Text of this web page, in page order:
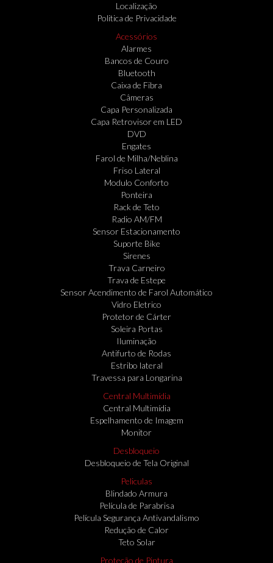
Localização
Politica de Privacidade
Acessórios
Alarmes
Bancos de Couro
Bluetooth
Caixa de Fibra
Câmeras
Capa Personalizada
Capa Retrovisor em LED
DVD
Engates
Farol de Milha/Neblina
Friso Lateral
Modulo Conforto
Ponteira
Rack de Teto
Radio AM/FM
Sensor Estacionamento
Suporte Bike
Sirenes
Trava Carneiro
Trava de Estepe
Sensor Acendimento de Farol Automático
Vidro Eletrico
Protetor de Cárter
Soleira Portas
Iluminação
Antifurto de Rodas
Estribo lateral
Travessa para Longarina
Central Multimídia
Central Multimídia
Espelhamento de Imagem
Monitor
Desbloqueio
Desbloqueio de Tela Original
Peliculas
Blindado Armura
Película de Parabrisa
Película Segurança Antivandalismo
Redução de Calor
Teto Solar
Proteção de Pintura